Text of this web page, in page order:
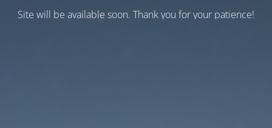
Site will be available soon. Thank you for your patience!